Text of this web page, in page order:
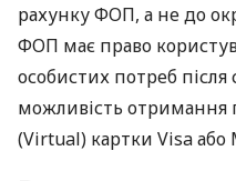
рахунку ФОП, а не до
ФОП має право
особистих потреб після
можливість отримання
(Virtual) картки Visa або